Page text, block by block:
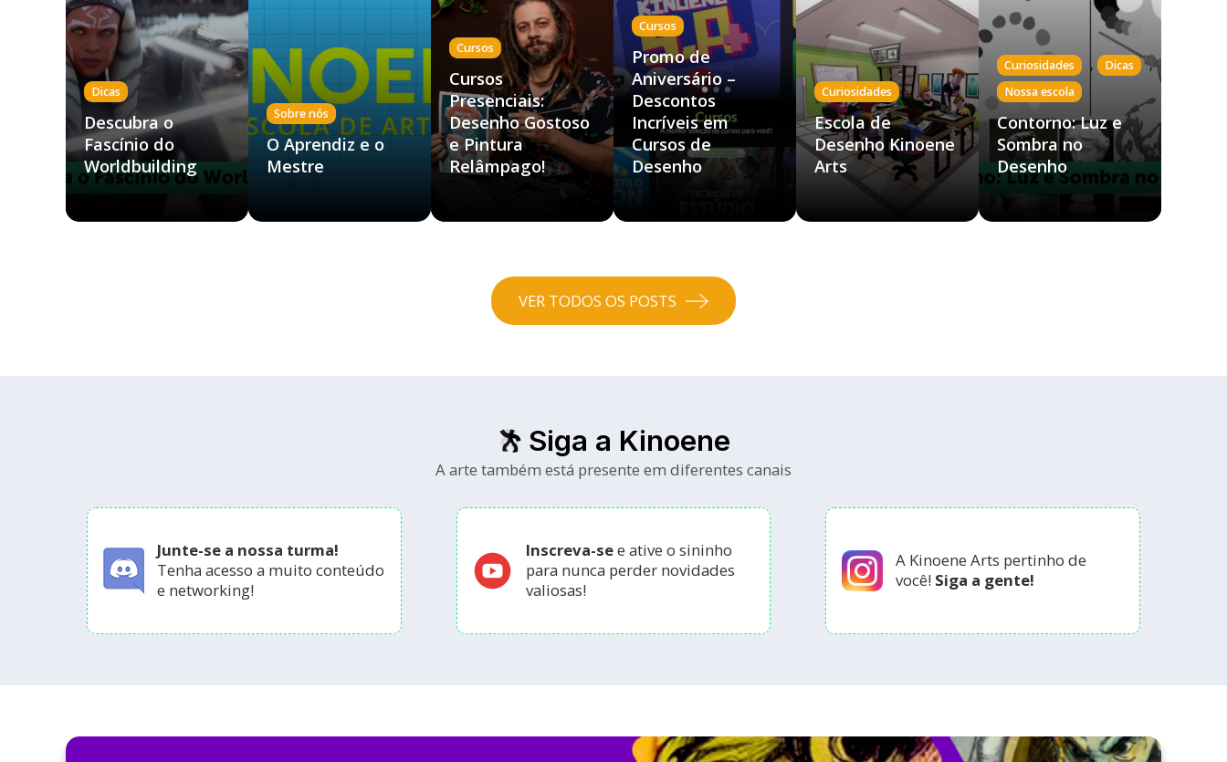
Dicas
Descubra o
Fascínio do
Worldbuilding
Sobre nós
O Aprendiz e o
Mestre
Cursos
Cursos
Presenciais:
Desenho Gostoso
e Pintura
Relâmpago!
Cursos
Promo de
Aniversário –
Descontos
Incríveis em
Cursos de
Desenho
Curiosidades
Escola de
Desenho Kinoene
Arts
Curiosidades , Dicas ,
Nossa escola
Contorno: Luz e
Sombra no
Desenho
VER TODOS OS POSTS
Siga a Kinoene
A arte também está presente em diferentes canais
Junte-se a nossa turma!
Tenha acesso a muito conteúdo
e networking!
Inscreva-see ative o sininho
para nunca perder novidades
valiosas!
A Kinoene Arts pertinho de
você! Siga a gente!